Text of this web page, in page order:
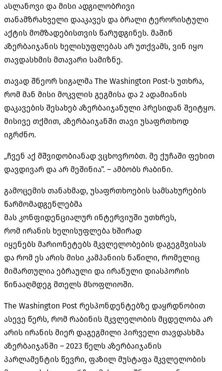
ასლანოვი და მისი ადგილობრივი
თანამზრახველი დააკავეს და ბრალი ტერორისტული
აქტის მომზადებისთვის წარუდგინეს. მაშინ
აზერბაიჯანის ხელისუფლებას არ უთქვამს, ვინ იყო
თავდასხმის მთავარი სამიზნე.
თავად შნეორ სიგალმა The Washington Post-ს უთხრა,
რომ მან მისი მოკვლის გეგმისა და 2 ადამიანის
დაკავების შესახებ აზერბაიჯანული პრესიდან შეიტყო.
მისივე თქმით, აზერბაიჯანში თავი უსაფრთხოდ
იგრძნო.
„ჩვენ აქ მშვიდობიანად ვცხოვრობთ. მე ქუჩაში ფეხით
დავდივარ და არ მეშინია”. – ამბობს რაბინი.
გამოცემის თანახმად, უსაფრთხოების სამსახურების
წარმომადგენლებმა
მას კონფიდენციალურ ინტერვიუში უთხრეს,
რომ ირანის ხელისუფლება ხშირად
იყენებს მარიონეტებს მკვლელობების დაგეგმვისას
და რომ ეს არის მისი კამპანიის ნაწილი, რომელიც
მიმართულია ებრაული და ირანული დიასპორის
წინააღმდეგ მთელს მსოფლიოში.
The Washington Post რესპონდენტებზე დაყრდნობით
ასევე წერს, რომ რაბინის მკვლელობის მცდელობა არ
არის ირანის მიერ დაგეგმილი პირველი თავდასხმა
აზერბაიჯანში – 2023 წელს აზერბაიჯანის
პარლამენტის წევრი, ფაზილ მუსტაფა მკვლელობის